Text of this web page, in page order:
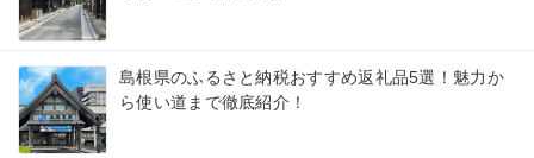
島根県のふるさと納税おすすめ返礼品5選！魅力か
ら使い道まで徹底紹介！